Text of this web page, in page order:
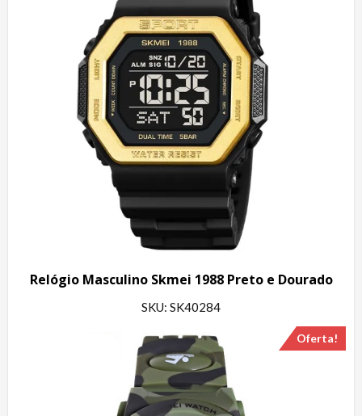
Relógio Masculino Skmei 1988 Preto e Dourado
SKU: SK40284
Oferta!